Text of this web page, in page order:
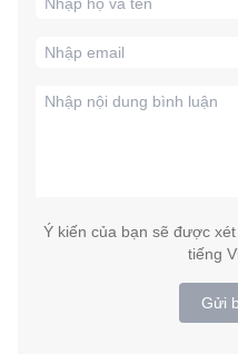
Ý kiến của bạn sẽ được
tiếng
Gửi